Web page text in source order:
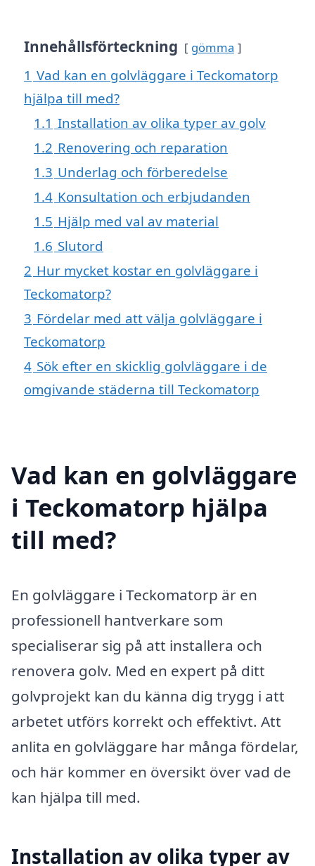
Innehållsförteckning gömma
1 Vad kan en golvläggare i Teckomatorp
hjälpa till med?
1.1 Installation av olika typer av golv
1.2 Renovering och reparation
1.3 Underlag och förberedelse
1.4 Konsultation och erbjudanden
1.5 Hjälp med val av material
1.6 Slutord
2 Hur mycket kostar en golvläggare i
Teckomatorp?
3 Fördelar med att välja golvläggare i
Teckomatorp
4 Sök efter en skicklig golvläggare i de
omgivande städerna till Teckomatorp
Vad kan en golvläggare
i Teckomatorp hjälpa
till med?
En golvläggare i Teckomatorp är en
professionell hantverkare som
specialiserar sig på att installera och
renovera golv. Med en expert på ditt
golvprojekt kan du känna dig trygg i att
arbetet utförs korrekt och effektivt. Att
anlita en golvläggare har många fördelar,
och här kommer en översikt över vad de
kan hjälpa till med.
Installation av olika typer av